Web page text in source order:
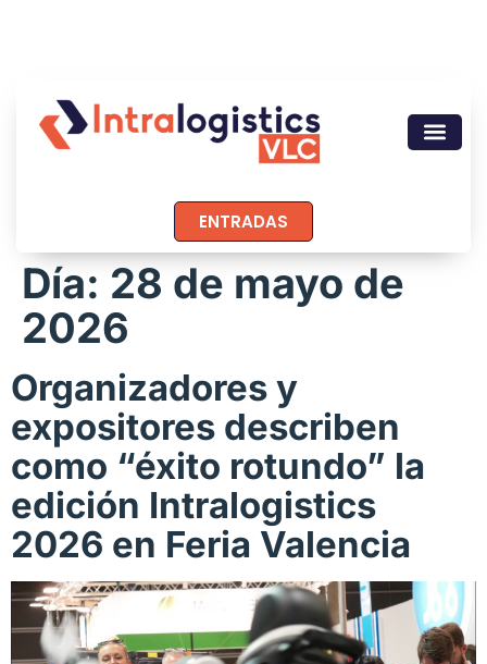
ENTRADAS
Día: 28 de mayo de
2026
Organizadores y
expositores describen
como “éxito rotundo” la
edición Intralogistics
2026 en Feria Valencia